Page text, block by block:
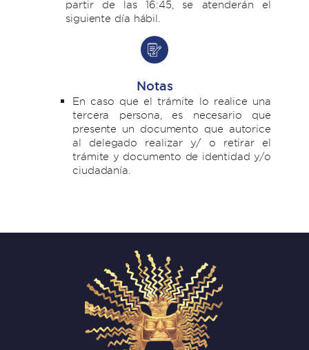
partir de las 16:45, se atenderán el
siguiente día hábil.
Notas
En caso que el trámite lo realice una
tercera persona, es necesario que
presente un documento que autorice
al delegado realizar y/ o retirar el
trámite y documento de identidad y/o
ciudadanía.